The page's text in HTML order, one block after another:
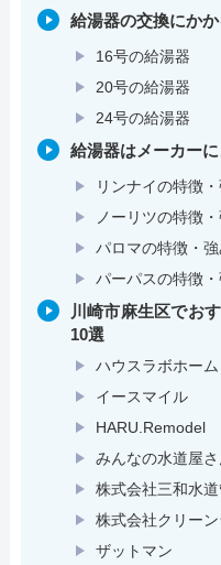
給湯器の交換にか
16号の給湯器
20号の給湯器
24号の給湯器
給湯器はメーカー
リンナイの特徴
ノーリツの特徴
パロマの特徴・強
パーパスの特徴
川崎市麻生区でお
10選
ハウスラボホーム
イースマイル
HARU.Remodel
みんなの水道屋さ
株式会社三和水
株式会社クリー
ザットマン